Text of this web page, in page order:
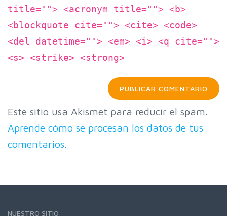
title=""> <acronym title=""> <b>
<blockquote cite=""> <cite> <code>
<del datetime=""> <em> <i> <q cite="">
<s> <strike> <strong>
Este sitio usa Akismet para reducir el spam.
Aprende cómo se procesan los datos de tus
comentarios.
NUESTRO SITIO